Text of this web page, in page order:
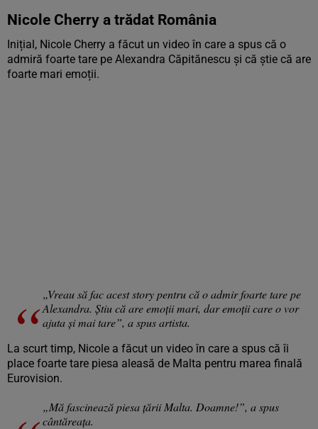
Nicole Cherry a trădat România
Inițial, Nicole Cherry a făcut un video în care a spus că o
admiră foarte tare pe Alexandra Căpitănescu și că știe că are
foarte mari emoții.
„Vreau să fac acest story pentru că o admir foarte tare pe
Alexandra. Știu că are emoții mari, dar emoții care o vor
ajuta și mai tare”, a spus artista.
La scurt timp, Nicole a făcut un video în care a spus că îi
place foarte tare piesa aleasă de Malta pentru marea finală
Eurovision.
„Mă fascinează piesa țării Malta. Doamne!”, a spus
cântăreața.